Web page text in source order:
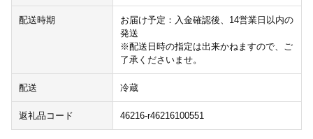
配送時期
お届け予定：入金確認後、14営業日以内の
発送
※配送日時の指定は出来かねますので、ご
了承くださいませ。
配送 冷蔵
返礼品コード 46216-r46216100551